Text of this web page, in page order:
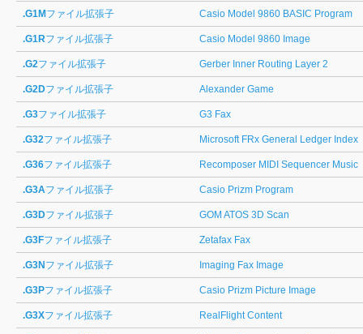
.G1M ファイル拡張子 Casio Model 9860 BASIC Program
.G1Rファイル拡張子 Casio Model 9860 Image
.G2ファイル拡張子 Gerber Inner Routing Layer 2
.G2Dファイル拡張子 Alexander Game
.G3ファイル拡張子 G3 Fax
.G32ファイル拡張子 Microsoft FRx General Ledger Index
.G36ファイル拡張子 Recomposer MIDI Sequencer Music
.G3Aファイル拡張子 Casio Prizm Program
.G3Dファイル拡張子 GOM ATOS 3D Scan
.G3Fファイル拡張子 Zetafax Fax
.G3N ファイル拡張子 Imaging Fax Image
.G3Pファイル拡張子 Casio Prizm Picture Image
.G3Xファイル拡張子 RealFlight Content